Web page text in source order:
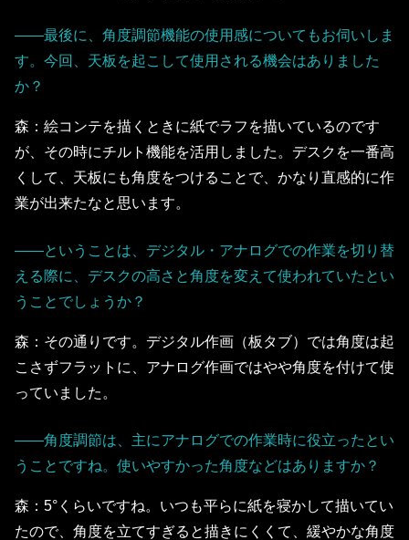
――最後に、角度調節機能の使用感についてもお伺いしま
す。今回、天板を起こして使用される機会はありました
か？
森：絵コンテを描くときに紙でラフを描いているのです
が、その時にチルト機能を活用しました。デスクを一番高
くして、天板にも角度をつけることで、かなり直感的に作
業が出来たなと思います。
――ということは、デジタル・アナログでの作業を切り替
える際に、デスクの高さと角度を変えて使われていたとい
うことでしょうか？
森：その通りです。デジタル作画（板タブ）では角度は起
こさずフラットに、アナログ作画ではやや角度を付けて使
っていました。
――角度調節は、主にアナログでの作業時に役立ったとい
うことですね。使いやすかった角度などはありますか？
森：5°くらいですね。いつも平らに紙を寝かして描いてい
たので、角度を立てすぎると描きにくくて、緩やかな角度